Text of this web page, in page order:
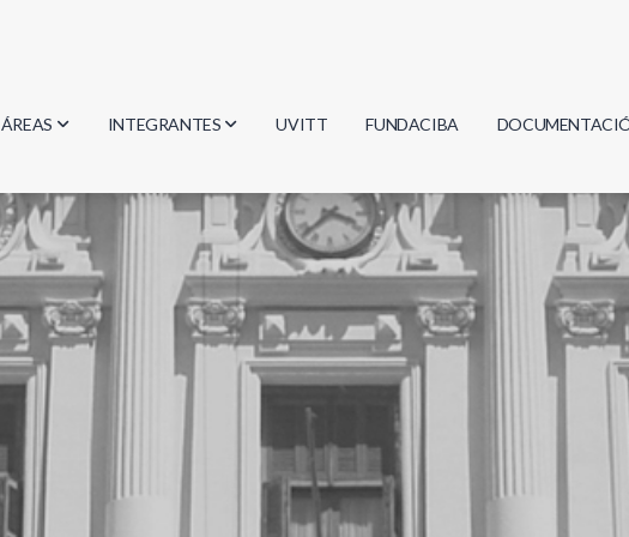
ÁREAS
Biología
Física
Geociencias
Informática
Matemática
INTEGRANTES
Investigadores
Estudiantes
Egresados
UVITT FUNDACIBA
Actas
Reglamentos
Documentos